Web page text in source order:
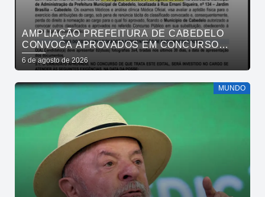
AMPLIAÇÃO PREFEITURA DE CABEDELO
CONVOCA APROVADOS EM CONCURSO
PÚBLICO DA SAÚDE PARA APRESENTAÇÃO
DE DOCUMENTOS
6 de agosto de 2026
MUNDO